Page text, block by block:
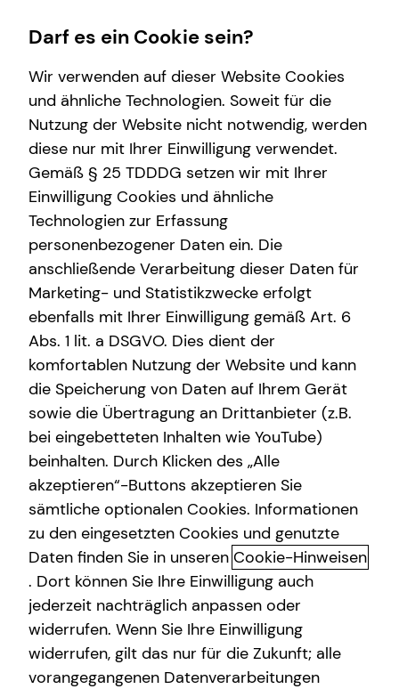
Finanzberatung
Videoberatung
Spezialisten-Netzwerk
Private Krankenvorsorge
Immobilienfinanzierung
Betriebliche Altersvorsorge
Investment
Kapitalanlage Immobilien
Altersvorsorge
Gewerbliche Versicherungen
Arbeitskraftabsicherung
Kindervorsorge
Sach- und Vermögenssicherung
Expat
Service
Kundenportal
Schadenabwicklung
Wissenswertes
Über tecis
Podcast
teamzukunft
Impressum
Jan-Henrik Wöhr
Selbstständiger Repräsentant für die tecis
Finanzdienstleistungen AG
Alter Teichweg 17
22081 Hamburg
Mobil: +49 (172) 4504409
E-Mail:jan-henrik.woehr@tecis.de
Verantwortlicher im Sinne des § 18 Abs. 2
MStV
Jan-Henrik Wöhr
Alter Teichweg 17
22081 Hamburg
Erlaubnis nach § 34d GewO​
Aufsichtsbehörde:
HK Hamburg
Adolphsplatz 1
20457 Hamburg
Darf es ein Cookie sein?
Wir verwenden auf dieser Website Cookies
und ähnliche Technologien. Soweit für die
Nutzung der Website nicht notwendig, werden
diese nur mit Ihrer Einwilligung verwendet.
Gemäß § 25 TDDDG setzen wir mit Ihrer
Einwilligung Cookies und ähnliche
Technologien zur Erfassung
personenbezogener Daten ein. Die
anschließende Verarbeitung dieser Daten für
Marketing- und Statistikzwecke erfolgt
ebenfalls mit Ihrer Einwilligung gemäß Art. 6
Abs. 1 lit. a DSGVO. Dies dient der
komfortablen Nutzung der Website und kann
die Speicherung von Daten auf Ihrem Gerät
sowie die Übertragung an Drittanbieter (z.B.
bei eingebetteten Inhalten wie YouTube)
beinhalten. Durch Klicken des „Alle
akzeptieren“-Buttons akzeptieren Sie
sämtliche optionalen Cookies. Informationen
zu den eingesetzten Cookies und genutzte
Daten finden Sie in unseren Cookie-Hinweisen
. Dort können Sie Ihre Einwilligung auch
jederzeit nachträglich anpassen oder
widerrufen. Wenn Sie Ihre Einwilligung
widerrufen, gilt das nur für die Zukunft; alle
vorangegangenen Datenverarbeitungen